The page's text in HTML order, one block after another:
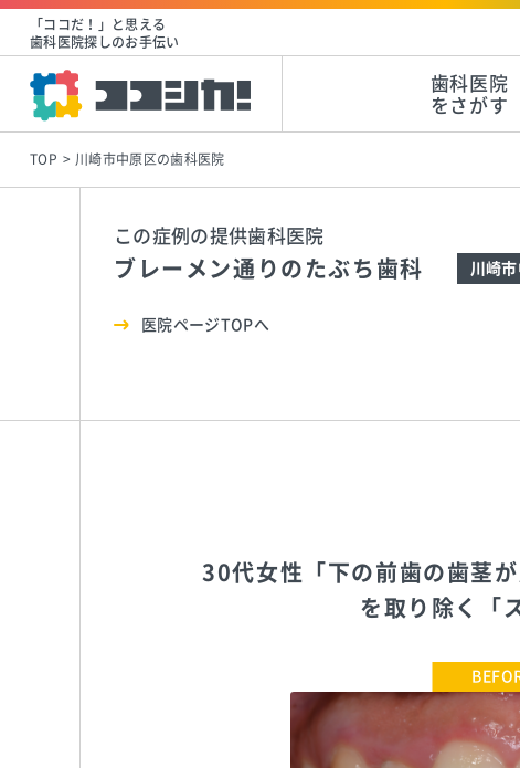
「ココだ！」と思える
歯科医院探しのお手伝い
歯科医院
をさがす
TOP 川崎市中原区の歯科医院
この症例の提供歯科医院
ブレーメン通りのたぶち歯科 川崎
医院ページTOPへ
30代女性「下の前歯の歯茎
を取り除く「